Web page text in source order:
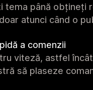
tema până obțineți
atunci când o
a comenzii
viteză, astfel
să plaseze